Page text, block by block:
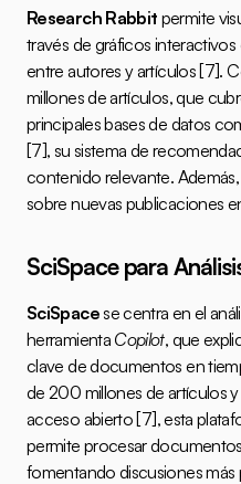
Research Rabbit permite
través de gráficos
entre autores y artículos [7].
millones de artículos, que
[7], su sistema de
contenido relevante.
sobre nuevas publicaciones
SciSpace para
SciSpace se centra en el
herramienta Copilot, que
clave de documentos en
de 200 millones de artículos
acceso abierto [7], esta
permite procesar
fomentando discusiones